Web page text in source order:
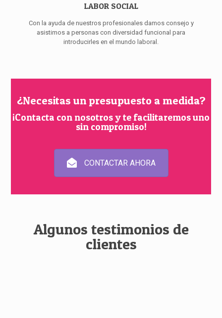
LABOR SOCIAL
Con la ayuda de nuestros profesionales damos consejo y
asistimos a personas con diversidad funcional para
introducirles en el mundo laboral.
¿Necesitas un presupuesto a medida?
¡Contacta con nosotros y te facilitaremos uno
sin compromiso!
CONTACTAR AHORA
Algunos testimonios de
clientes